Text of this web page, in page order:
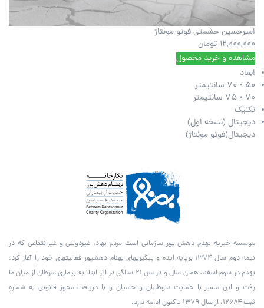
امیرحسین حشمتی فوتو مونتاژ
12,000,000 تومان
مشاهده و خرید محصول
ابعاد
50 × 70 سانتیمتر
70 × 75 سانتیمتر
تکنیک
دیجیتال (نسخه اول)
دیجیتال(فوتو مونتاژ)
موسسه خیریه بهنام دهش پور سازمانی است مردم نهاد، غیردولتی و غیرانتفاعی که در
نیمه دوم سال ۱۳۷۴ برپایه ایده و پیگیری­های بهنام دهش­پور فعالیت­های خود را آغاز کرد.
بهنام در سوم اسفند همان سال و در سن ۲۱ سالگی در اثر ابتلا به بیماری سرطان از میان ما
رفت و این مسیر با حمایت داوطلبان و حامیان و با دریافت مجوز قانونی به شماره
ثبت ۱۲۶۸۴، از سال ۱۳۷۹ تاکنون ادامه دارد.